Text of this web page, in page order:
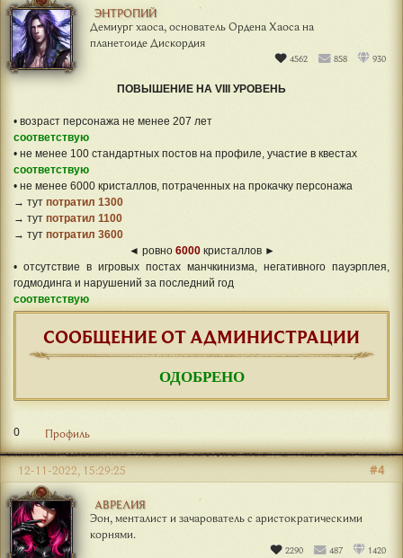
ЭНТРОПИЙ
Демиург хаоса, основатель Ордена Хаоса на
планетоиде Дискордия
4562 858 930
ПОВЫШЕНИЕ НА VIII УРОВЕНЬ
• возраст персонажа не менее 207 лет
соответствую
• не менее 100 стандартных постов на профиле, участие в квестах
соответствую
• не менее 6000 кристаллов, потраченных на прокачку персонажа
→ тут потратил 1300
→ тут потратил 1100
→ тут потратил 3600
◄ ровно 6000кристаллов ►
• отсутствие в игровых постах манчкинизма, негативного пауэрплея,
годмодинга и нарушений за последний год
соответствую
СООБЩЕНИЕ ОТ АДМИНИСТРАЦИИ
ОДОБРЕНО
0 Профиль
АВРЕЛИЯ
Эон, менталист и зачарователь с аристократическими
корнями.
2290 487 1420
#4
12-11-2022, 15:29:25